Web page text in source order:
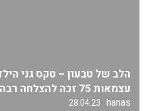
הלב של טבעון – טקס גני
עצמאות 75 זכה להצלחה רבה גם השנה
hanas
28.04.23